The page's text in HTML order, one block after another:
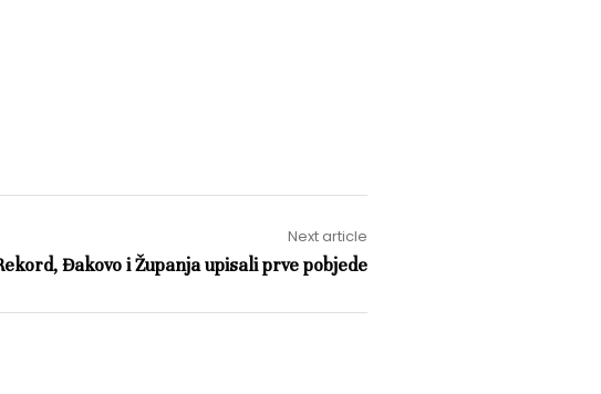
Next article
Đakovo i Županja upisali prve pobjede